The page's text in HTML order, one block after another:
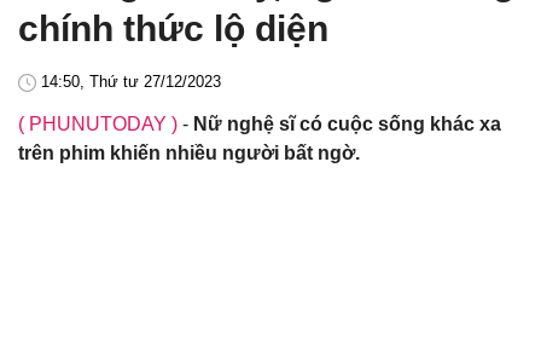
chính thức lộ diện
14:50, Thứ tư 27/12/2023
( PHUNUTODAY ) - Nữ nghệ sĩ có cuộc sống khác xa
trên phim khiến nhiều người bất ngờ.